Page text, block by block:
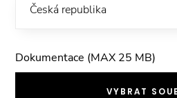
Dokumentace (MAX 25 MB)
VYBRAT